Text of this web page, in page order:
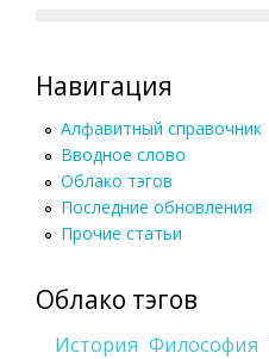
Навигация
Алфавитный справочник
Вводное слово
Облако тэгов
Последние обновления
Прочие статьи
Облако тэгов
История Философия